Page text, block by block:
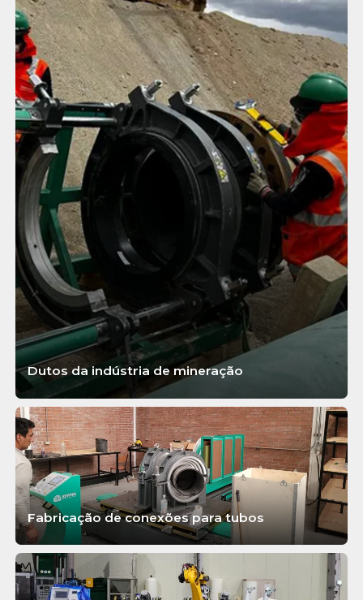
Dutos da indústria de mineração
SABER MAIS
Fabricação de conexões para tubos
SABER MAIS